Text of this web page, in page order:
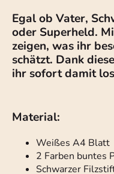
Egal ob Vater,
oder Superheld.
zeigen, was ihr
schätzt. Dank
ihr sofort damit
Material:
Weißes A4 Blatt
2 Farben buntes
Schwarzer